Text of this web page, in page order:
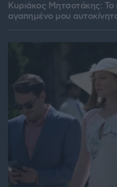
Κυριάκος Μητσοτάκης: Το
αγαπημένο μου